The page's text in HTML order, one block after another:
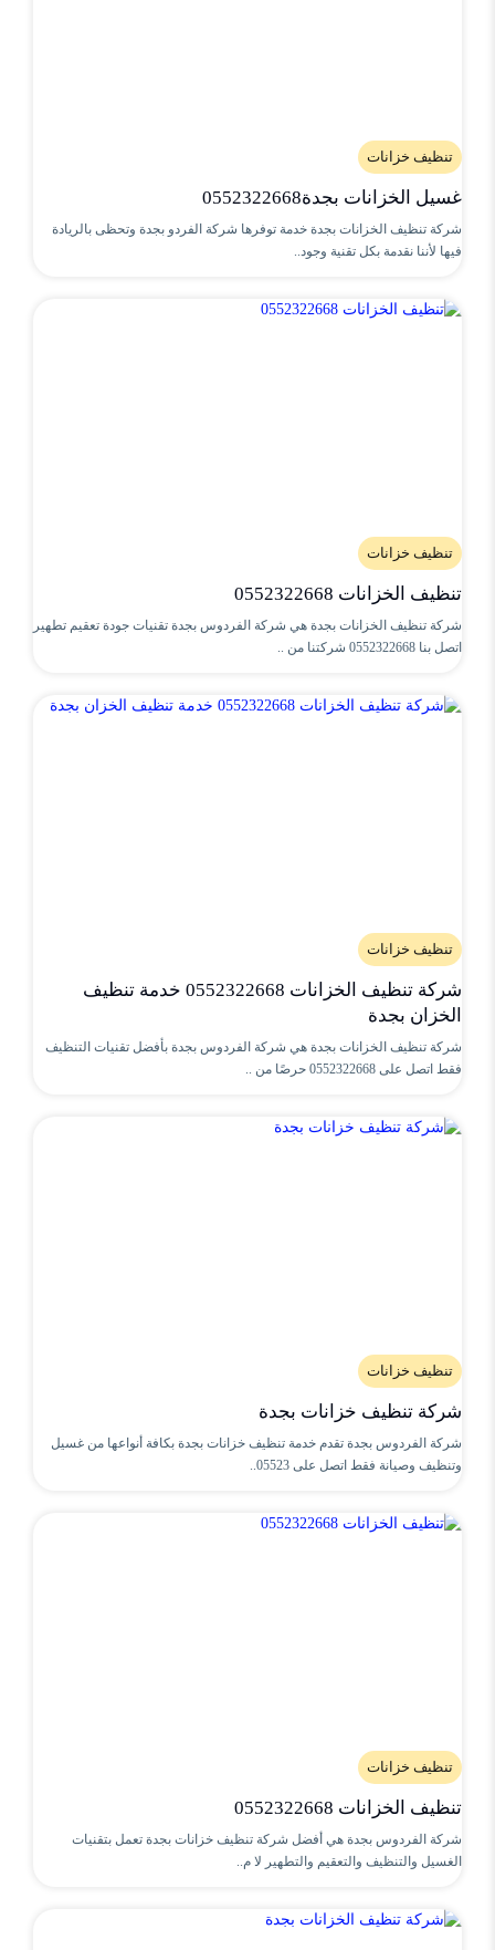
تنظيف خزانات
غسيل الخزانات بجدة0552322668
شركة تنظيف الخزانات بجدة خدمة توفرها شركة الفردو بجدة وتحظى بالريادة
فيها لأننا نقدمة بكل تقنية وجود..
تنظيف خزانات
تنظيف الخزانات 0552322668
شركة تنظيف الخزانات بجدة هي شركة الفردوس بجدة تقنيات جودة تعقيم تطهير
اتصل بنا 0552322668 شركتنا من ..
تنظيف خزانات
شركة تنظيف الخزانات 0552322668 خدمة تنظيف
الخزان بجدة
شركة تنظيف الخزانات بجدة هي شركة الفردوس بجدة بأفضل تقنيات التنظيف
فقط اتصل على 0552322668 حرصًا من ..
تنظيف خزانات
شركة تنظيف خزانات بجدة
شركة الفردوس بجدة تقدم خدمة تنظيف خزانات بجدة بكافة أنواعها من غسيل
وتنظيف وصيانة فقط اتصل على 05523..
تنظيف خزانات
تنظيف الخزانات 0552322668
شركة الفردوس بجدة هي أفضل شركة تنظيف خزانات بجدة تعمل بتقنيات
الغسيل والتنظيف والتعقيم والتطهير لا م..